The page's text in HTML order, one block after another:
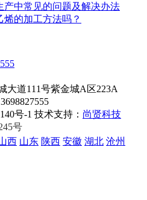
产中常见的问题及解决办法
烯的加工方法吗？
大道111号紫金城A区223A
号-1 技术支持： 尚贤科技
号
西 山东 陕西 安徽 湖北 沧州